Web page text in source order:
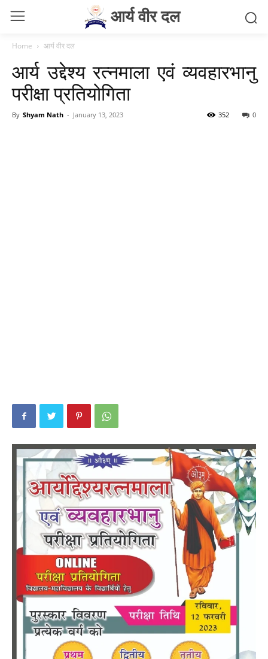
आर्य वीर दल
Home आर्य वीर दल
आर्य उद्देश्य रत्नमाला एवं व्यवहारभानु
परीक्षा प्रतियोगिता
By Shyam Nath - January 13, 2023 0
352